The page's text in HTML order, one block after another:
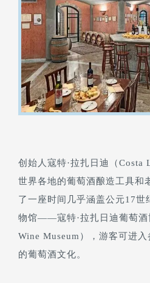
创始人寇特·拉扎日迪（Costa
世界各地的葡萄酒酿造工具和
了一座时间几乎涵盖公元17世
物馆——寇特·拉扎日迪葡萄酒
Wine Museum），游客可进
的葡萄酒文化。